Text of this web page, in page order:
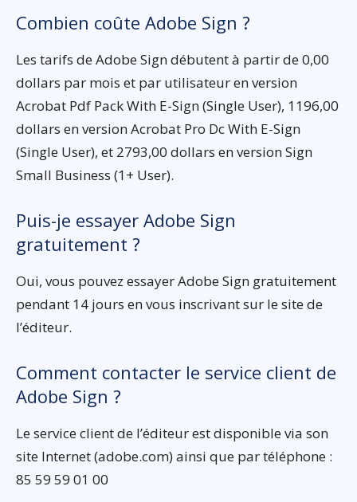
Combien coûte Adobe Sign ?
Les tarifs de Adobe Sign débutent à partir de 0,00
dollars par mois et par utilisateur en version
Acrobat Pdf Pack With E-Sign (Single User), 1196,00
dollars en version Acrobat Pro Dc With E-Sign
(Single User), et 2793,00 dollars en version Sign
Small Business (1+ User).
Puis-je essayer Adobe Sign
gratuitement ?
Oui, vous pouvez essayer Adobe Sign gratuitement
pendant 14 jours en vous inscrivant sur le site de
l’éditeur.
Comment contacter le service client de
Adobe Sign ?
Le service client de l’éditeur est disponible via son
site Internet (adobe.com) ainsi que par téléphone :
85 59 59 01 00